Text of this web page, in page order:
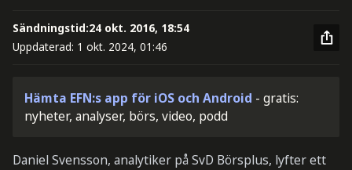
Sändningstid:24 okt. 2016, 18:54
Uppdaterad: 1 okt. 2024, 01:46
Hämta EFN:s app för iOS och Android - gratis:
nyheter, analyser, börs, video, podd
Daniel Svensson, analytiker på SvD Börsplus, lyfter ett